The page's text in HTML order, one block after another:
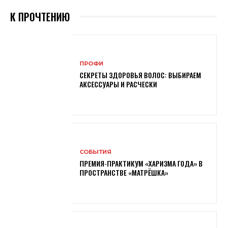
К ПРОЧТЕНИЮ
ПРОФИ
СЕКРЕТЫ ЗДОРОВЬЯ ВОЛОС: ВЫБИРАЕМ
АКСЕССУАРЫ И РАСЧЕСКИ
СОБЫТИЯ
ПРЕМИЯ-ПРАКТИКУМ «ХАРИЗМА ГОДА» В
ПРОСТРАНСТВЕ «МАТРЁШКА»